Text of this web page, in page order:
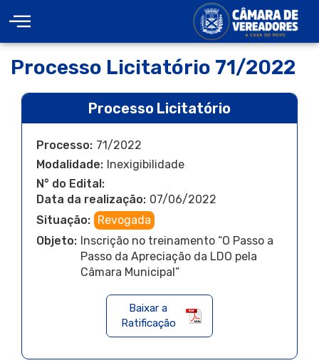
Processo Licitatório 71/2022
Processo Licitatório
Processo: 71/2022
Modalidade: Inexigibilidade
N° do Edital:
Data da realização: 07/06/2022
Situação: Revogada
Objeto: Inscrição no treinamento “O Passo a
Passo da Apreciação da LDO pela
Câmara Municipal”
Baixar a
Ratificação